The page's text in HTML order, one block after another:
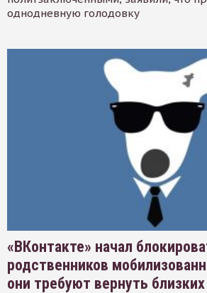
однодневную голодовку
«ВКонтакте» начал
родственников
они требуют вернуть